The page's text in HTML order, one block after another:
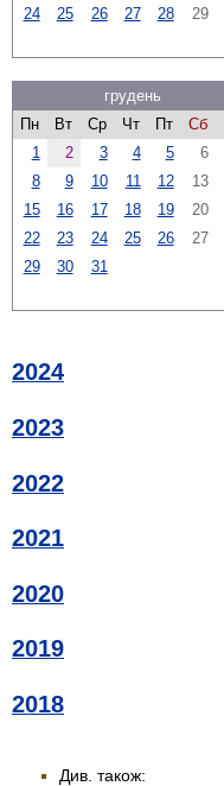
24 25 26 27 28 29
грудень
Пн
Вт Ср Чт Пт Сб
1
2 3 4 5 6
8
9 10 11 12 13
15
16 17 18 19 20
22
23 24 25 26 27
29
30 31
2024
2023
2022
2021
2020
2019
2018
Див. також: